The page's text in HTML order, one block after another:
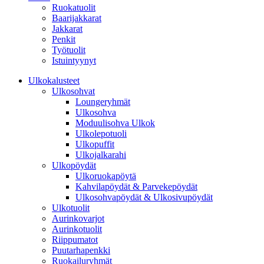
Ruokatuolit
Baarijakkarat
Jakkarat
Penkit
Työtuolit
Istuintyynyt
Ulkokalusteet
Ulkosohvat
Loungeryhmät
Ulkosohva
Moduulisohva Ulkok
Ulkolepotuoli
Ulkopuffit
Ulkojalkarahi
Ulkopöydät
Ulkoruokapöytä
Kahvilapöydät & Parvekepöydät
Ulkosohvapöydät & Ulkosivupöydät
Ulkotuolit
Aurinkovarjot
Aurinkotuolit
Riippumatot
Puutarhapenkki
Ruokailuryhmät